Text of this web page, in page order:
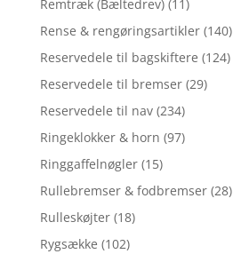
Remtræk (Bæltedrev) (11)
Rense & rengøringsartikler (140)
Reservedele til bagskiftere (124)
Reservedele til bremser (29)
Reservedele til nav (234)
Ringeklokker & horn (97)
Ringgaffelnøgler (15)
Rullebremser & fodbremser (28)
Rulleskøjter (18)
Rygsække (102)